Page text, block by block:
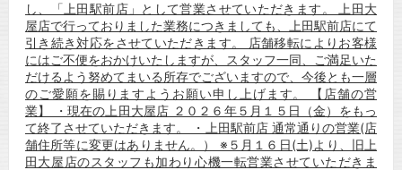
し、「上田駅前店」として営業させていただきます。 上田大
屋店で行っておりました業務につきましても、上田駅前店にて
引き続き対応をさせていただきます。 店舗移転によりお客様
にはご不便をおかけいたしますが、スタッフ一同、ご満足いた
だけるよう努めてまいる所存でございますので、今後とも一層
のご愛願を賜りますようお願い申し上げます。 【店舗の営
業】 ・現在の上田大屋店 ２０２６年５月１５日（金）をもっ
て終了させていただきます。 ・上田駅前店 通常通りの営業(店
舗住所等に変更はありません。） ※５月１６日(土)より、旧上
田大屋店のスタッフも加わり心機一転営業させていただきま